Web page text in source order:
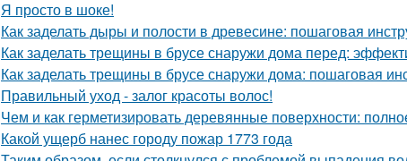
Я просто в шоке!
Как заделать дыры и полости в древесине: пошаговая
Как заделать трещины в брусе снаружи дома перед:
Как заделать трещины в брусе снаружи дома: пошаговая
Правильный уход - залог красоты волос!
Чем и как герметизировать деревянные поверхности:
Какой ущерб нанес городу пожар 1773 года